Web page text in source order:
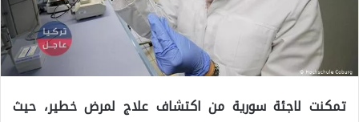
تمكنت لاجئة سورية من اكتشاف علاج لمرض خطير، حيث